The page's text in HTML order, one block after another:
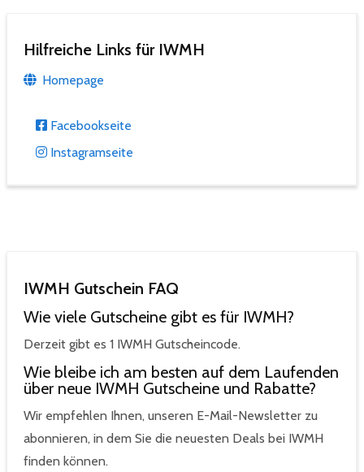
Hilfreiche Links für IWMH
Homepage
Facebookseite
Instagramseite
IWMH Gutschein FAQ
Wie viele Gutscheine gibt es für IWMH?
Derzeit gibt es 1 IWMH Gutscheincode.
Wie bleibe ich am besten auf dem Laufenden
über neue IWMH Gutscheine und Rabatte?
Wir empfehlen Ihnen, unseren E-Mail-Newsletter zu
abonnieren, in dem Sie die neuesten Deals bei IWMH
finden können.